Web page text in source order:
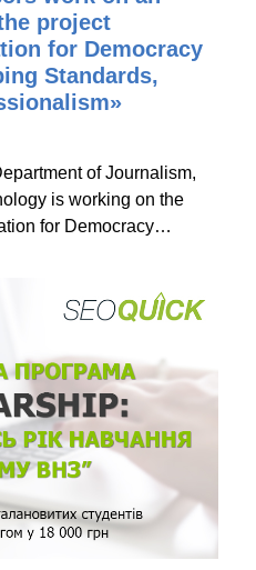
project
for Democracy
Standards,
of Journalism,
is working on the
for Democracy…